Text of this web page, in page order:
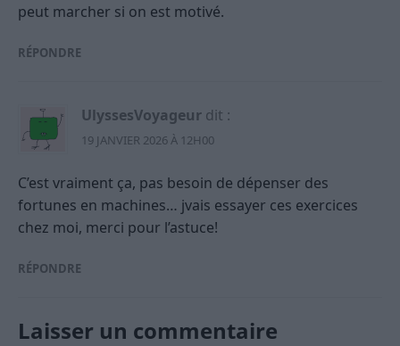
peut marcher si on est motivé.
RÉPONDRE
UlyssesVoyageur dit :
19 JANVIER 2026 À 12H00
C’est vraiment ça, pas besoin de dépenser des
fortunes en machines… jvais essayer ces exercices
chez moi, merci pour l’astuce!
RÉPONDRE
Laisser un commentaire